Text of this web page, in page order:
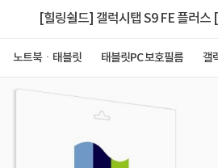
[힐링쉴드] 갤럭시탭 S9 FE 플러스 [무광 측면테두리
노트북ㆍ태블릿 태블릿PC 보호필름 갤